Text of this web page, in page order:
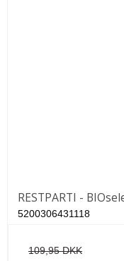
RESTPARTI -
5200306431118
109,95 DKK